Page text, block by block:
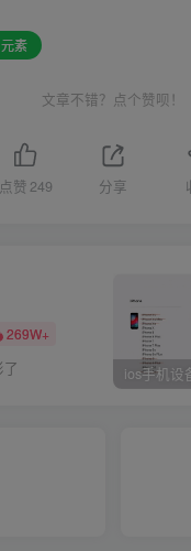
素
文章不错？点个赞呗！
点赞 249 分享
269W+